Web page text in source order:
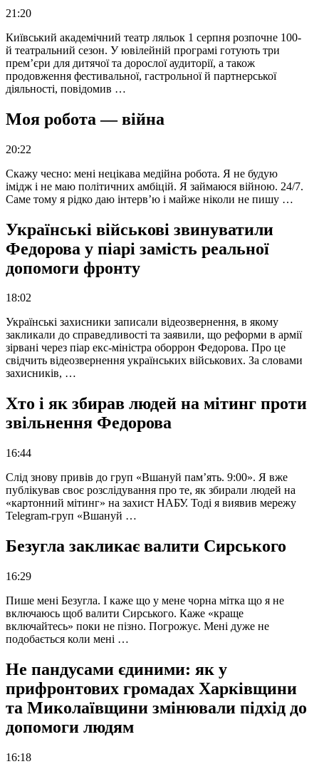
21:20
Київський академічний театр ляльок 1 серпня розпочне 100-
й театральний сезон. У ювілейній програмі готують три
прем’єри для дитячої та дорослої аудиторії, а також
продовження фестивальної, гастрольної й партнерської
діяльності, повідомив …
Моя робота — війна
20:22
Скажу чесно: мені нецікава медійна робота. Я не будую
імідж і не маю політичних амбіцій. Я займаюся війною. 24/7.
Саме тому я рідко даю інтерв’ю і майже ніколи не пишу …
Українські військові звинуватили
Федорова у піарі замість реальної
допомоги фронту
18:02
Українські захисники записали відеозвернення, в якому
закликали до справедливості та заявили, що реформи в армії
зірвані через піар екс-міністра оборрон Федорова. Про це
свідчить відеозвернення українських військових. За словами
захисників, …
Хто і як збирав людей на мітинг проти
звільнення Федорова
16:44
Слід знову привів до груп «Вшануй пам’ять. 9:00». Я вже
публікував своє розслідування про те, як збирали людей на
«картонний мітинг» на захист НАБУ. Тоді я виявив мережу
Telegram-груп «Вшануй …
Безугла закликає валити Сирського
16:29
Пише мені Безугла. І каже що у мене чорна мітка що я не
включаюсь щоб валити Сирського. Каже «краще
включайтесь» поки не пізно. Погрожує. Мені дуже не
подобається коли мені …
Не пандусами єдиними: як у
прифронтових громадах Харківщини
та Миколаївщини змінювали підхід до
допомоги людям
16:18